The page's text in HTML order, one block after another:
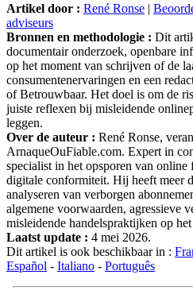
Artikel door : René Ronse |
adviseurs
Bronnen en methodologie : Dit
documentair onderzoek, openbare
op het moment van schrijven of de
consumentenervaringen en een
of Betrouwbaar. Het doel is om de
juiste reflexen bij misleidende
leggen.
Over de auteur : René Ronse,
ArnaqueOuFiable.com. Expert in
specialist in het opsporen van online
digitale conformiteit. Hij heeft meer
analyseren van verborgen
algemene voorwaarden, agressieve
misleidende handelspraktijken op
Laatst update : 4 mei 2026.
Dit artikel is ook beschikbaar in :
Español - Italiano - Português